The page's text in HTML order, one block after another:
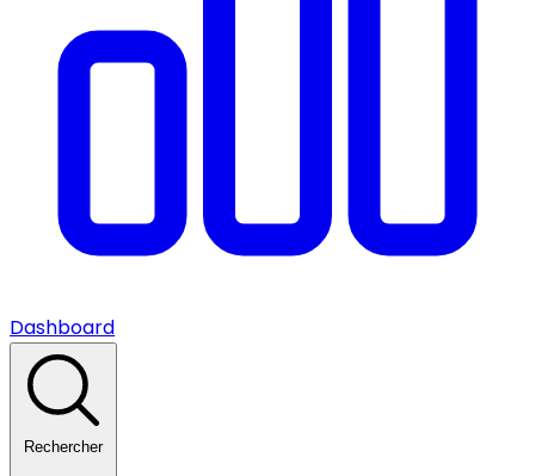
Dashboard
Rechercher